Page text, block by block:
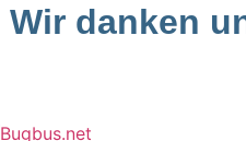
Wir danken